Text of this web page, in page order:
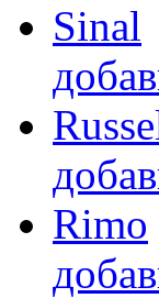
Sinal
Rimo